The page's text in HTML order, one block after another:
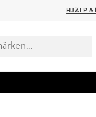
HJÄLP &